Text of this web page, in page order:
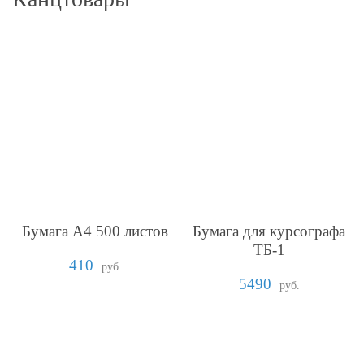
Бумага А4 500 листов
410
руб.
Бумага для курсографа
ТБ-1
5490
руб.